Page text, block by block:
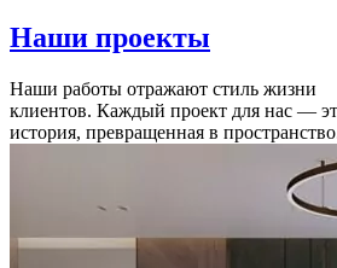
Наши проекты
Наши работы отражают стиль жизни
клиентов. Каждый проект для нас —
история, превращенная в